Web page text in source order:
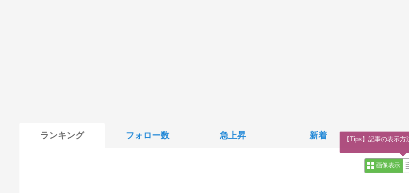
ランキング フォロー数 急上昇 新着
画像表示
【Tips】記事の表示方